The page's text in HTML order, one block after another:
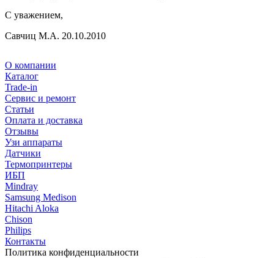
С уважением,
Савчиц М.А. 20.10.2010
О компании
Каталог
Trade-in
Сервис и ремонт
Статьи
Оплата и доставка
Отзывы
Узи аппараты
Датчики
Термопринтеры
ИБП
Mindray
Samsung Medison
Hitachi Aloka
Сhison
Philips
Контакты
Политика конфиденциальности